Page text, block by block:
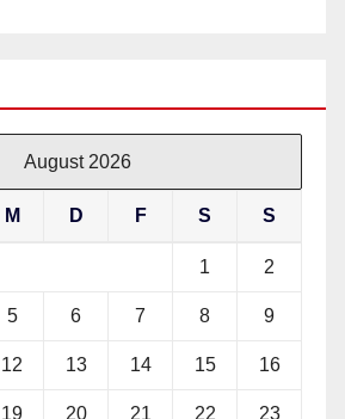
August 2026
M D F S S
1 2
5 6 7 8 9
12 13 14 15 16
19 20 21 22 23